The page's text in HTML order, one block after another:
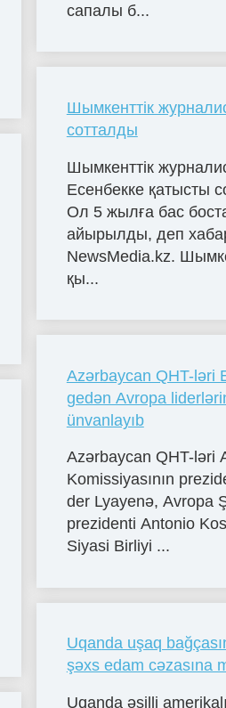
сапалы б...
Шымкенттік
сотталды
Шымкенттік
Есенбекке қатысты
Ол 5 жылға бас
айырылды, деп
NewsMedia.kz.
қы...
Azərbaycan QHT-ləri
gedən Avropa
ünvanlayıb
Azərbaycan QHT-ləri
Komissiyasının
der Lyayenə, Avropa
prezidenti Antonio
Siyasi Birliyi ...
Uqanda uşaq
şəxs edam cəzasına
Uqanda əsilli